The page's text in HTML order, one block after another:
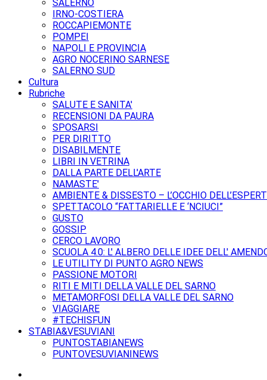
SALERNO
IRNO-COSTIERA
ROCCAPIEMONTE
POMPEI
NAPOLI E PROVINCIA
AGRO NOCERINO SARNESE
SALERNO SUD
Cultura
Rubriche
SALUTE E SANITA'
RECENSIONI DA PAURA
SPOSARSI
PER DIRITTO
DISABILMENTE
LIBRI IN VETRINA
DALLA PARTE DELL'ARTE
NAMASTE'
AMBIENTE & DISSESTO – L’OCCHIO
SPETTACOLO “FATTARIELLE E ‘NCIUCI”
GUSTO
GOSSIP
CERCO LAVORO
SCUOLA 4.0: L' ALBERO DELLE IDEE DELL'
LE UTILITY DI PUNTO AGRO NEWS
PASSIONE MOTORI
RITI E MITI DELLA VALLE DEL SARNO
METAMORFOSI DELLA VALLE DEL SARNO
VIAGGIARE
#TECHISFUN
STABIA&VESUVIANI
PUNTOSTABIANEWS
PUNTOVESUVIANINEWS